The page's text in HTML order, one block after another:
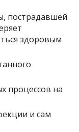
пострадавшей
здоровым
процессов на
и сам